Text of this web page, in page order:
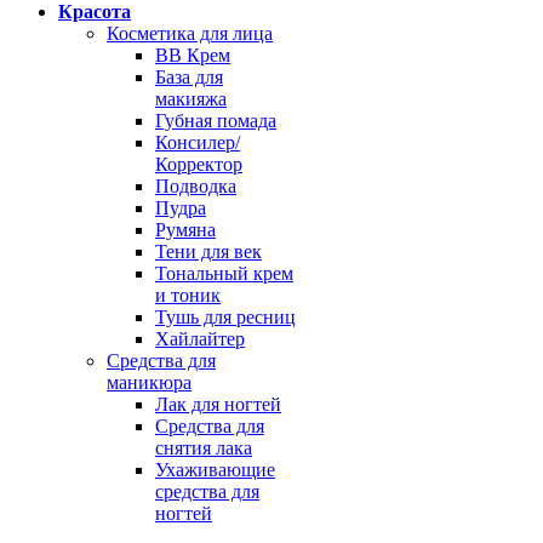
Красота
Косметика для лица
BB Крем
База для
макияжа
Губная помада
Консилер/
Корректор
Подводка
Пудра
Румяна
Тени для век
Тональный крем
и тоник
Тушь для ресниц
Хайлайтер
Средства для
маникюра
Лак для ногтей
Средства для
снятия лака
Ухаживающие
средства для
ногтей